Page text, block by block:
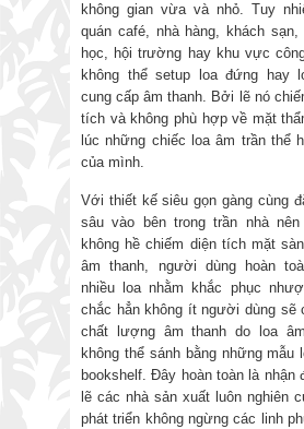
không gian vừa và nhỏ. Tuy
quán café, nhà hàng, khách
học, hội trường hay khu vực
không thể setup loa đứng hay
cung cấp âm thanh. Bởi lẽ nó
tích và không phù hợp về mặt
lúc những chiếc loa âm trần thể
của mình.
Với thiết kế siêu gọn gàng cùng
sâu vào bên trong trần nhà
không hề chiếm diện tích mặt
âm thanh, người dùng hoàn
nhiều loa nhằm khắc phục
chắc hẳn không ít người dùng sẽ
chất lượng âm thanh do loa
không thể sánh bằng những mẫu
bookshelf. Đây hoàn toàn là nhận
lẽ các nhà sản xuất luôn nghiên
phát triển không ngừng các linh